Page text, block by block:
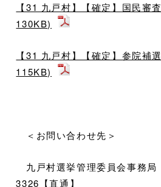
【31 九戸村】【確定】国民審
130KB)
【31 九戸村】【確定】参院補
115KB)
＜お問い合わせ先＞
九戸村選挙管理委員会事務
3326【直通】